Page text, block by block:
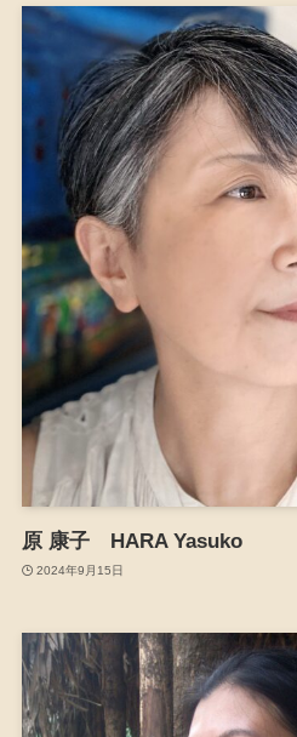
原 康子 HARA Yasuko
2024年9月15日